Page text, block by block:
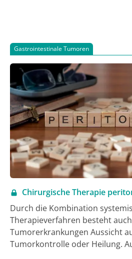
Komplexität wir noch
Gastrointestinale Tumoren
Chirurgische Therapie
Durch die Kombination
Therapieverfahren besteht
Tumorerkrankungen Aussicht
Tumorkontrolle oder Heilung.